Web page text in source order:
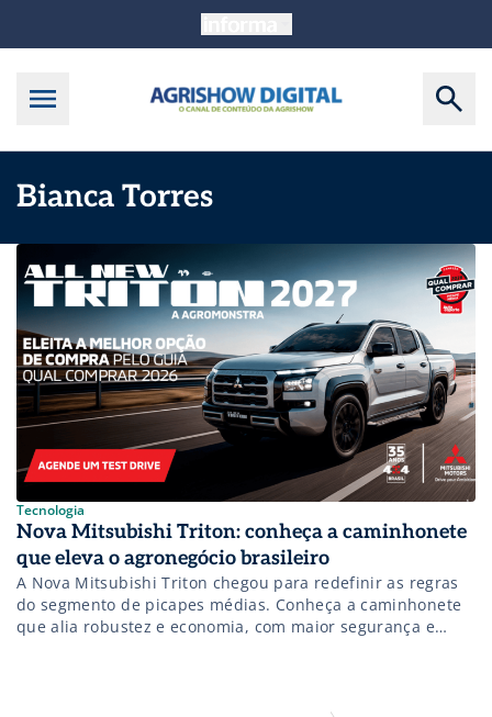
Bianca Torres
Tecnologia
Nova Mitsubishi Triton: conheça a caminhonete
que eleva o agronegócio brasileiro
A Nova Mitsubishi Triton chegou para redefinir as regras
do segmento de picapes médias. Conheça a caminhonete
que alia robustez e economia, com maior segurança e